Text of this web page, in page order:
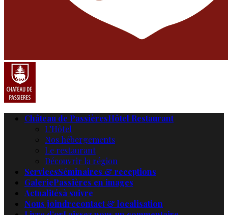
Château de PassièresHôtel Restaurant
L’Hôtel
Nos hébergements
Le restaurant
Découvrir la région
ServicesSéminaires & receptions
GaleriePassières en images
Actualitésà suivre
Nous joindrecontact & localisation